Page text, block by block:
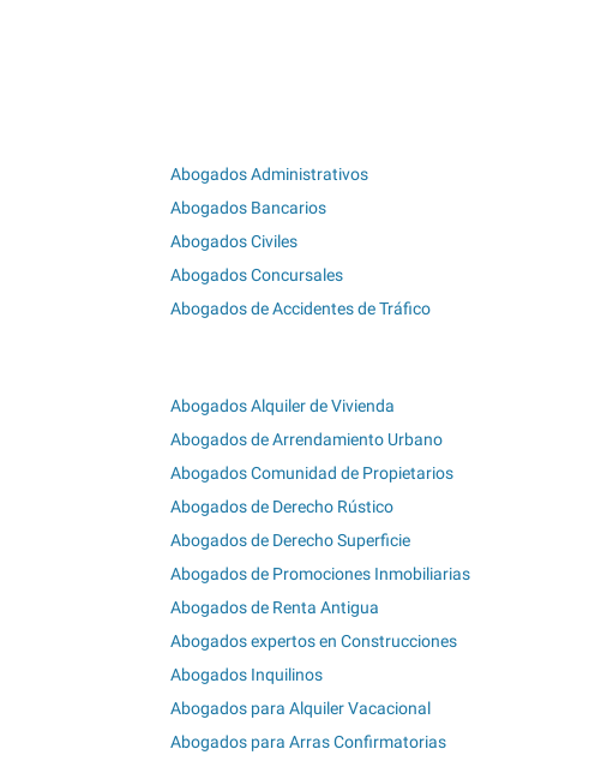
Abogados Administrativos
Abogados Bancarios
Abogados Civiles
Abogados Concursales
Abogados de Accidentes de Tráfico
Abogados Alquiler de Vivienda
Abogados de Arrendamiento Urbano
Abogados Comunidad de Propietarios
Abogados de Derecho Rústico
Abogados de Derecho Superficie
Abogados de Promociones Inmobiliarias
Abogados de Renta Antigua
Abogados expertos en Construcciones
Abogados Inquilinos
Abogados para Alquiler Vacacional
Abogados para Arras Confirmatorias